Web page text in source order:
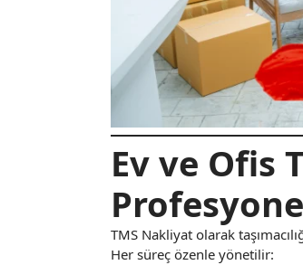
Ev ve Ofis
TMS Nakliyat olarak
Her süreç özenle yönetilir: